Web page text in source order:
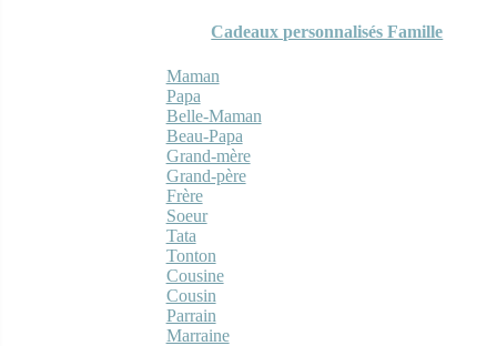
Cadeaux personnalisés Famille
Maman
Papa
Belle-Maman
Beau-Papa
Grand-mère
Grand-père
Frère
Soeur
Tata
Tonton
Cousine
Cousin
Parrain
Marraine